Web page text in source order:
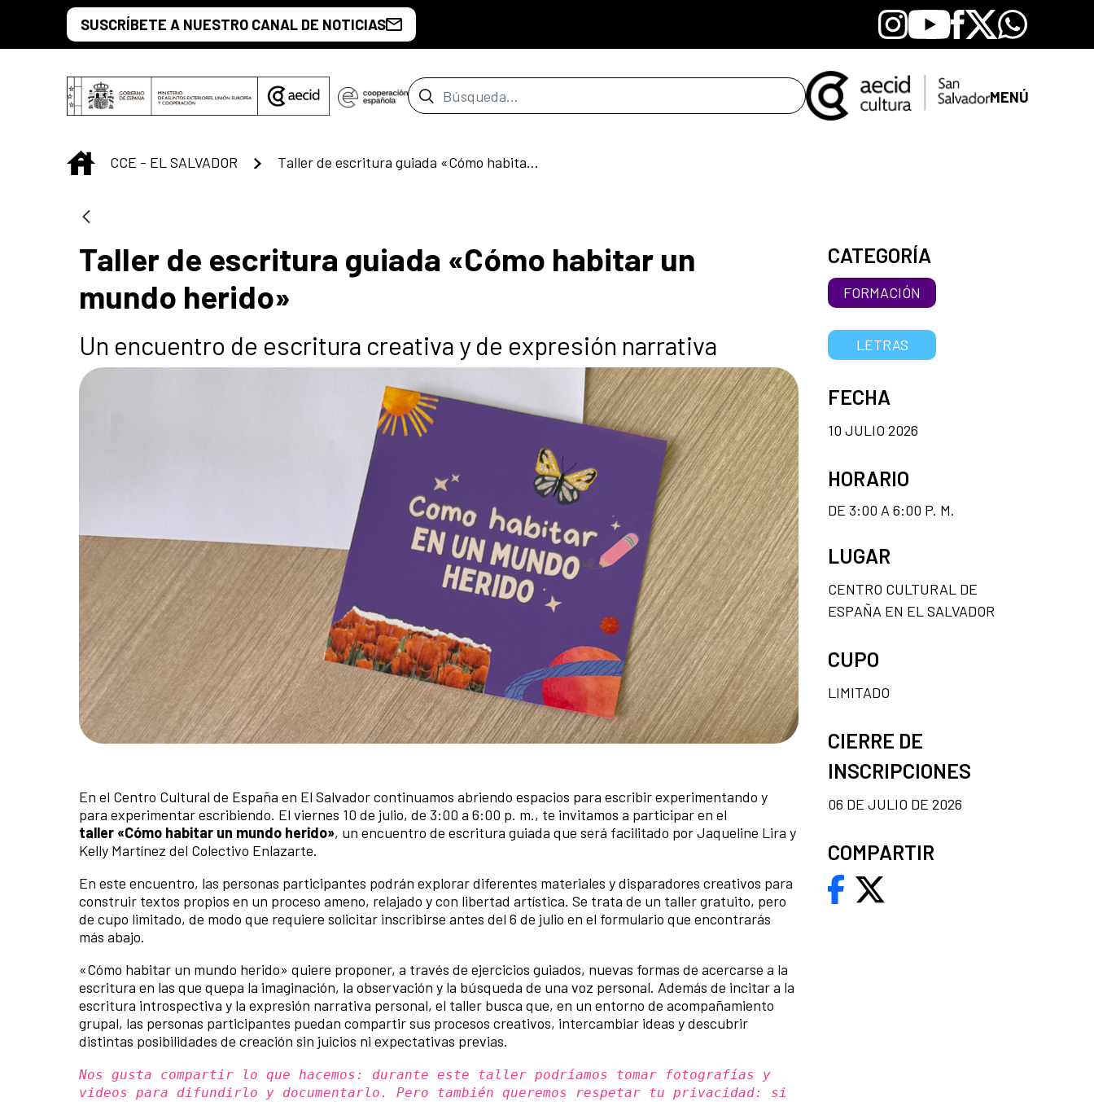
Saltar al contenido principal
SUSCRÍBETE A NUESTRO CANAL DE NOTICIAS Instagram
YoutubeFacebook
X Whatsapp
Barra de búsqueda MENÚ
INICIO
CCE - EL SALVADOR Taller de escritura guiada «Cómo habitar un mundo herido»
Taller de escritura guiada «Cómo habitar un
mundo herido»
Un encuentro de escritura creativa y de expresión narrativa
En el Centro Cultural de España en El Salvador continuamos abriendo espacios para escribir experimentando y
para experimentar escribiendo. El viernes 10 de julio, de 3:00 a 6:00 p. m., te invitamos a participar en el
taller «Cómo habitar un mundo herido», un encuentro de escritura guiada que será facilitado por Jaqueline Lira y
Kelly Martínez del Colectivo Enlazarte.
En este encuentro, las personas participantes podrán explorar diferentes materiales y disparadores creativos para
construir textos propios en un proceso ameno, relajado y con libertad artística. Se trata de un taller gratuito, pero
de cupo limitado, de modo que requiere solicitar inscribirse antes del 6 de julio en el formulario que encontrarás
más abajo.
«Cómo habitar un mundo herido» quiere proponer, a través de ejercicios guiados, nuevas formas de acercarse a la
escritura en las que quepa la imaginación, la observación y la búsqueda de una voz personal. Además de incitar a la
escritura introspectiva y la expresión narrativa personal, el taller busca que, en un entorno de acompañamiento
grupal, las personas participantes puedan compartir sus procesos creativos, intercambiar ideas y descubrir
distintas posibilidades de creación sin juicios ni expectativas previas.
Nos gusta compartir lo que hacemos: durante este taller podríamos tomar fotografías y
videos para difundirlo y documentarlo. Pero también queremos respetar tu privacidad: si
CATEGORÍA
FORMACIÓN
LETRAS
FECHA
10 JULIO 2026
HORARIO
DE 3:00 A 6:00 P. M.
LUGAR
CENTRO CULTURAL DE
ESPAÑA EN EL SALVADOR
CUPO
LIMITADO
CIERRE DE
INSCRIPCIONES
06 DE JULIO DE 2026
COMPARTIR